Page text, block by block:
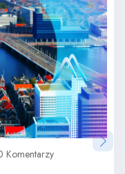
Komentarzy